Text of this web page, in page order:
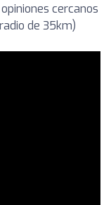
cercanos
de 35km)